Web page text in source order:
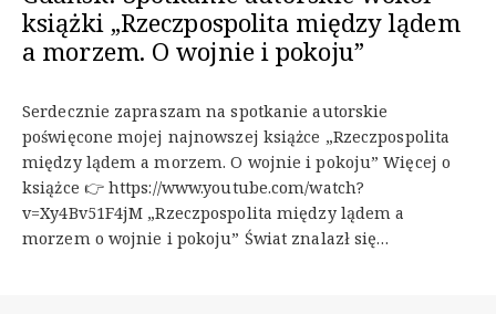
książki „Rzeczpospolita między lądem
a morzem. O wojnie i pokoju”
Serdecznie zapraszam na spotkanie autorskie
poświęcone mojej najnowszej książce „Rzeczpospolita
między lądem a morzem. O wojnie i pokoju” Więcej o
książce 👉 https://www.youtube.com/watch?
v=Xy4Bv51F4jM „Rzeczpospolita między lądem a
morzem o wojnie i pokoju” Świat znalazł się…